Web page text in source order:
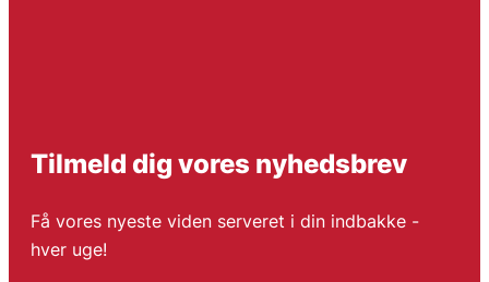
Tilmeld dig vores nyhedsbrev
Få vores nyeste viden serveret i din indbakke -
hver uge!